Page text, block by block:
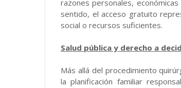
razones personales,
sentido, el acceso gratuito
social o recursos suficientes.
Salud pública y derecho a
Más allá del procedimiento
la planificación familiar